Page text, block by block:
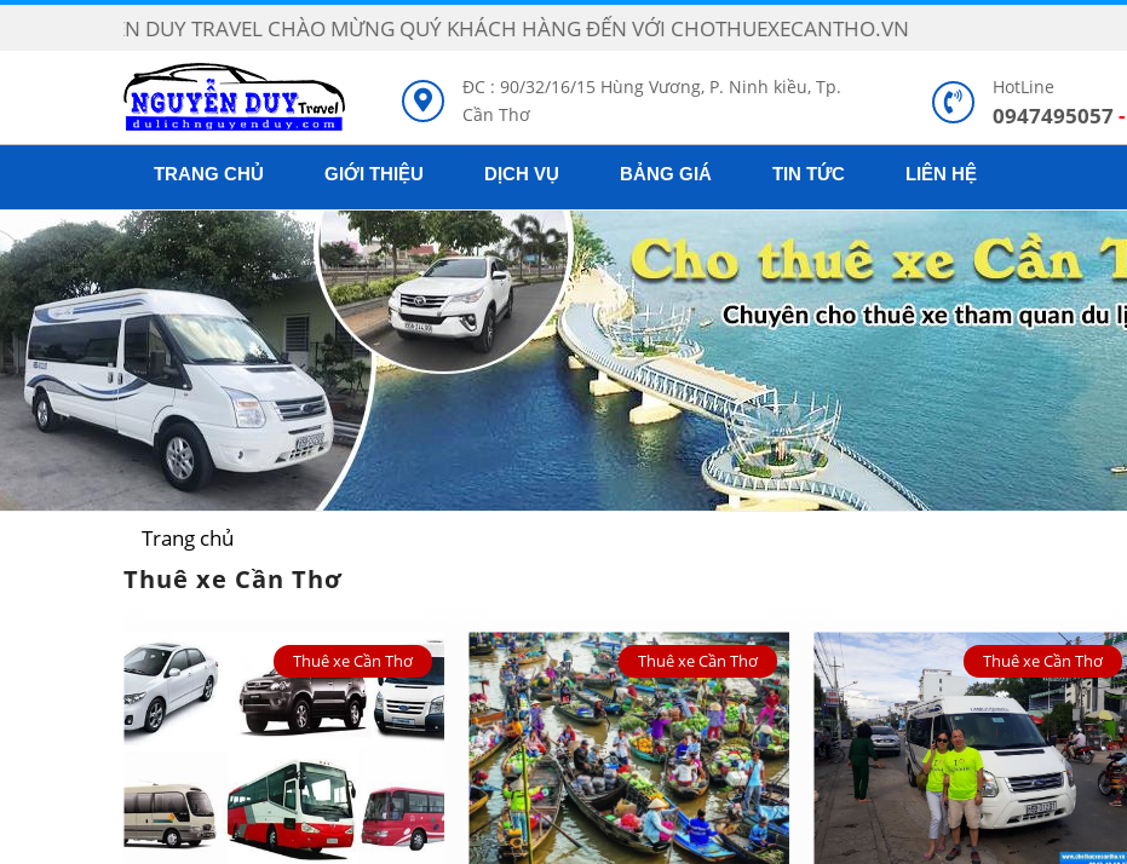
DUY TRAVEL CHÀO MỪNG QUÝ KHÁCH HÀNG ĐẾN VỚI CHOTHUEXECANTHO.VN
ĐC : 90/32/16/15 Hùng Vương, P. Ninh kiều, Tp.
Cần Thơ
HotLine
0947495057-
TRANG CHỦ GIỚI THIỆU DỊCH VỤ BẢNG GIÁ TIN TỨC LIÊN HỆ
Trang chủ
Thuê xe Cần Thơ
Thuê xe Cần Thơ Thuê xe Cần Thơ Thuê xe Cần Thơ